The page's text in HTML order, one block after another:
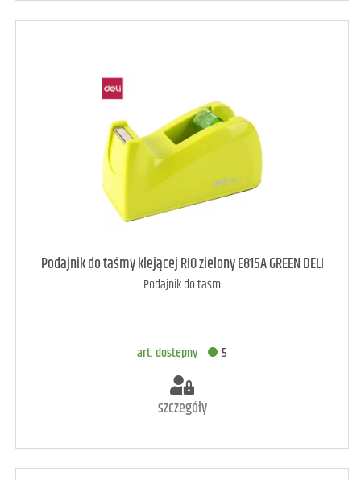
art. raczej dostępny 3
Podajnik do taśmy klejącej RIO zielony E815A GREEN DELI
Podajnik do taśm
art. dostępny 5
szczegóły